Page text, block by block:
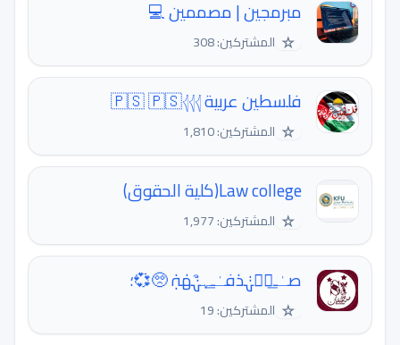
مبرمجين | مصممين 💻
☆ المشتركين: 308
فلسطين عربية 🇵🇸 🇵🇸𓂆𓂆𓂆
☆ المشتركين: 1,810
Law college(كلية الحقوق)
☆ المشتركين: 1,977
صـٰ̲ـہۛہٰٰدٰفـٰ̲ـہ͒ہٰٰهٰہٰٖ 🥺💞؛
☆ المشتركين: 19